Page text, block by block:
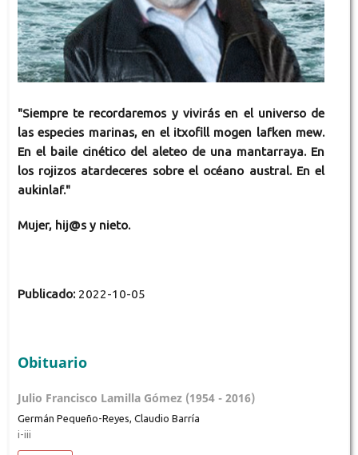
"Siempre te recordaremos y vivirás en el universo de
las especies marinas, en el itxofill mogen lafken mew.
En el baile cinético del aleteo de una mantarraya. En
los rojizos atardeceres sobre el océano austral. En el
aukinlaf."
Mujer, hij@s y nieto.
Publicado: 2022-10-05
Obituario
Julio Francisco Lamilla Gómez (1954 - 2016)
Germán Pequeño-Reyes, Claudio Barría
i-iii